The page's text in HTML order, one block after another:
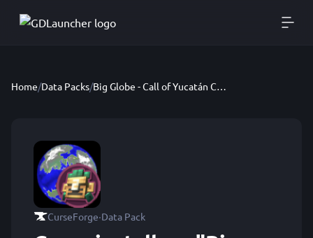
Home/Data Packs/ Big Globe - Call of Yucatán Compatibility
CurseForge·Data Pack